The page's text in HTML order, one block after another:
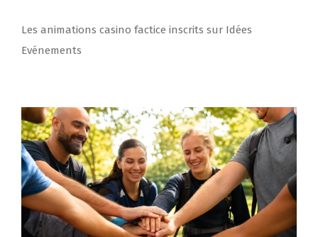
Les animations casino factice inscrits sur Idées
Evénements